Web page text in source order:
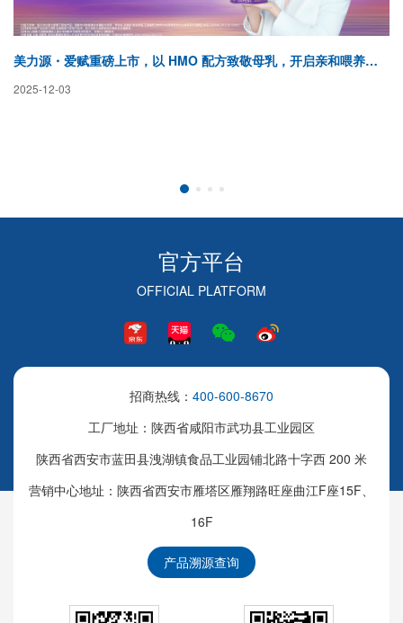
美力源・爱赋重磅上市，以 HMO 配方致敬母乳，开启亲和喂养新纪元
2025-12-03
官方平台
OFFICIAL PLATFORM
招商热线： 400-600-8670
工厂地址：陕西省咸阳市武功县工业园区
陕西省西安市蓝田县洩湖镇食品工业园铺北路十字西 200 米
营销中心地址：陕西省西安市雁塔区雁翔路旺座曲江F座15F、
16F
产品溯源查询